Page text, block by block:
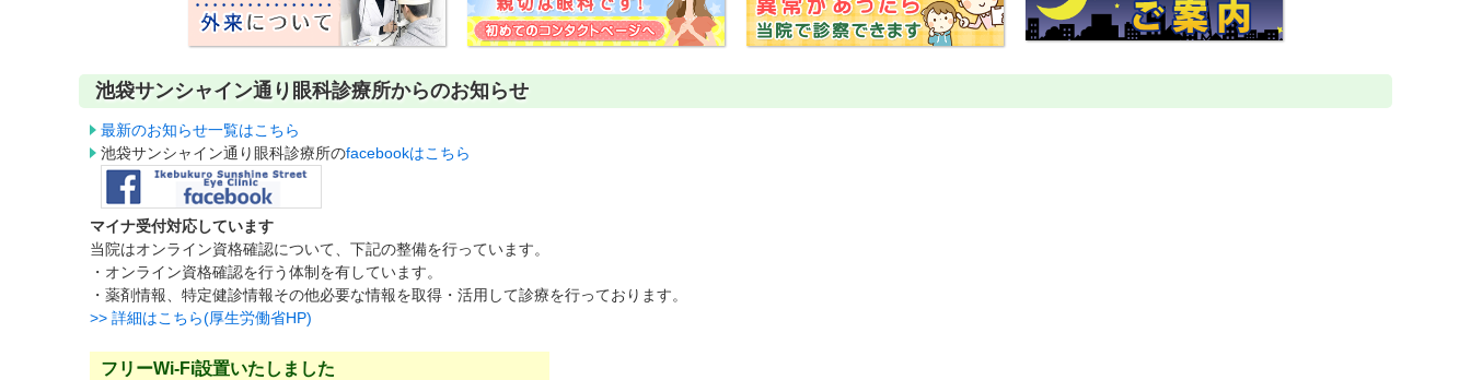
池袋サンシャイン通り眼科診療所からのお知らせ
最新のお知らせ一覧はこちら
池袋サンシャイン通り眼科診療所のfacebookはこちら
マイナ受付対応しています
当院はオンライン資格確認について、下記の整備を行っています。
・オンライン資格確認を行う体制を有しています。
・薬剤情報、特定健診情報その他必要な情報を取得・活用して診療を行っております。
>> 詳細はこちら(厚生労働省HP)
フリーWi-Fi設置いたしました